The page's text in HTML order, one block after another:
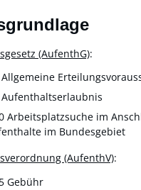
(AufenthG):
Allgemeine
Aufenthaltserlaubnis
Arbeitsplatzsuche im
im Bundesgebiet
(AufenthV):
Gebühr